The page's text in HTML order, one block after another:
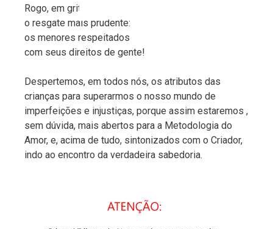
Rogo, em gritos reprimidos,
o resgate mais prudente:
os menores respeitados
com seus direitos de gente!
Despertemos, em todos nós, os atributos das
crianças para superarmos o nosso mundo de
imperfeições e injustiças, porque assim estaremos ,
sem dúvida, mais abertos para a Metodologia do
Amor, e, acima de tudo, sintonizados com o Criador,
indo ao encontro da verdadeira sabedoria.